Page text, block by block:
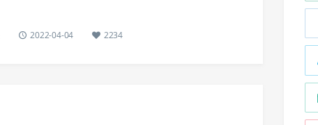
2022-04-04 2234